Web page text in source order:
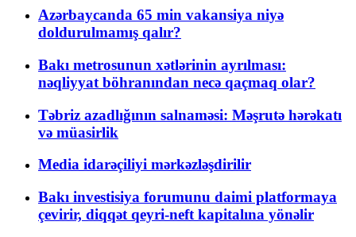
Azərbaycanda 65 min vakansiya niyə
doldurulmamış qalır?
Bakı metrosunun xətlərinin ayrılması:
nəqliyyat böhranından necə qaçmaq olar?
Təbriz azadlığının salnaməsi: Məşrutə hərəkatı
və müasirlik
Media idarəçiliyi mərkəzləşdirilir
Bakı investisiya forumunu daimi platformaya
çevirir, diqqət qeyri-neft kapitalına yönəlir